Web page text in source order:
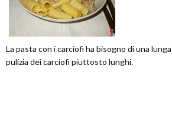
La pasta con i carciofi ha bisogno di una
pulizia dei carciofi piuttosto lunghi.